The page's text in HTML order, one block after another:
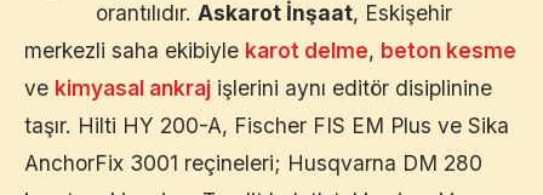
orantılıdır. Askarot İnşaat, Eskişehir
merkezli saha ekibiyle karot delme, beton kesme
ve kimyasal ankraj işlerini aynı editör disiplinine
taşır. Hilti HY 200-A, Fischer FIS EM Plus ve Sika
AnchorFix 3001 reçineleri; Husqvarna DM 280